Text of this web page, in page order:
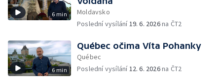
6 min
Moldavsko
Poslední vysílání19. 6. 2026na ČT2
6 min
Québec očima Víta Pohanky
Québec
Poslední vysílání12. 6. 2026na ČT2